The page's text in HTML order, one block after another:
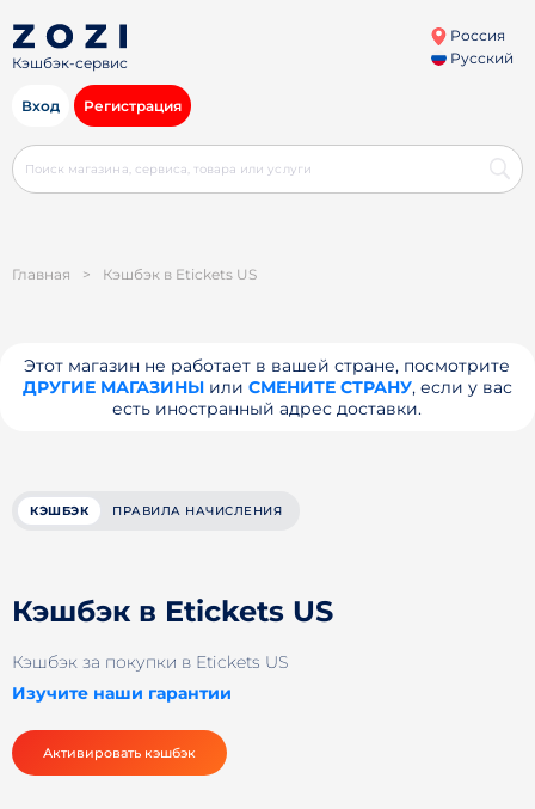
Кэшбэк-сервис
Россия
Русский
Вход Регистрация
Главная > Кэшбэк в Etickets US
Этот магазин не работает в вашей стране, посмотрите
ДРУГИЕ МАГАЗИНЫили СМЕНИТЕ СТРАНУ, если у вас
есть иностранный адрес доставки.
КЭШБЭК ПРАВИЛА НАЧИСЛЕНИЯ
Кэшбэк в Etickets US
Кэшбэк за покупки в Etickets US
Изучите наши гарантии
Активировать кэшбэк